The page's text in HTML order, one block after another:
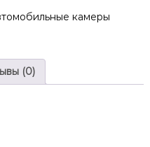
камеры
(0)